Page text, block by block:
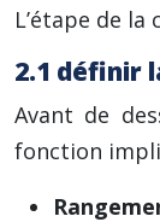
L’étape de
2.1 définir
Avant de
fonction